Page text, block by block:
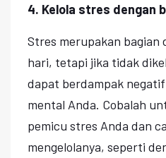
4. Kelola stres dengan
Stres merupakan
hari, tetapi jika tidak
dapat berdampak
mental Anda. Cobalah
pemicu stres Anda dan
mengelolanya, seperti